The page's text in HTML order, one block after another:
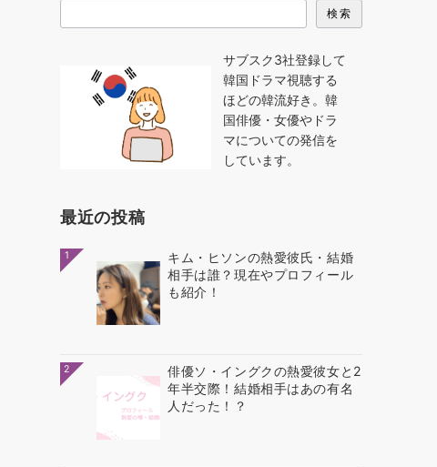
検索
サブスク3社登録して
韓国ドラマ視聴する
ほどの韓流好き。韓
国俳優・女優やドラ
マについての発信を
しています。
最近の投稿
1
キム・ヒソンの熱愛彼氏・結婚
相手は誰？現在やプロフィール
も紹介！
2
俳優ソ・イングクの熱愛彼女と2
年半交際！結婚相手はあの有名
人だった！？